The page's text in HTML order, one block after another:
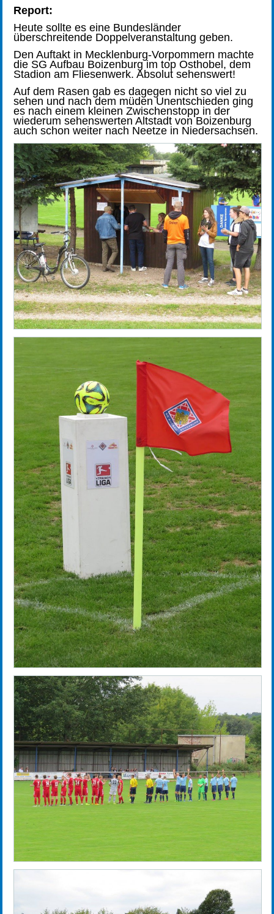
Report:
Heute sollte es eine Bundesländer
überschreitende Doppelveranstaltung geben.
Den Auftakt in Mecklenburg-Vorpommern machte
die SG Aufbau Boizenburg im top Osthobel, dem
Stadion am Fliesenwerk. Absolut sehenswert!
Auf dem Rasen gab es dagegen nicht so viel zu
sehen und nach dem müden Unentschieden ging
es nach einem kleinen Zwischenstopp in der
wiederum sehenswerten Altstadt von Boizenburg
auch schon weiter nach Neetze in Niedersachsen.